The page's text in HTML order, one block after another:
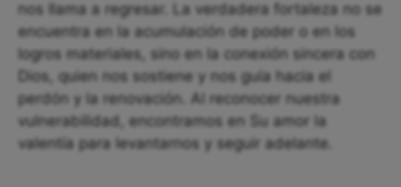
nos llama a regresar. La verdadera fortaleza no se
encuentra en la acumulación de poder o en los
logros materiales, sino en la conexión sincera con
Dios, quien nos sostiene y nos guía hacia el
perdón y la renovación. Al reconocer nuestra
vulnerabilidad, encontramos en Su amor la
valentía para levantarnos y seguir adelante.